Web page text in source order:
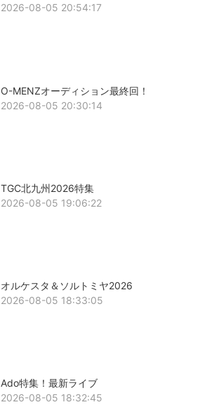
2026-08-05 20:54:17
O-MENZオーディション最終回！
2026-08-05 20:30:14
TGC北九州2026特集
2026-08-05 19:06:22
オルケスタ＆ソルトミヤ2026
2026-08-05 18:33:05
Ado特集！最新ライブ
2026-08-05 18:32:45